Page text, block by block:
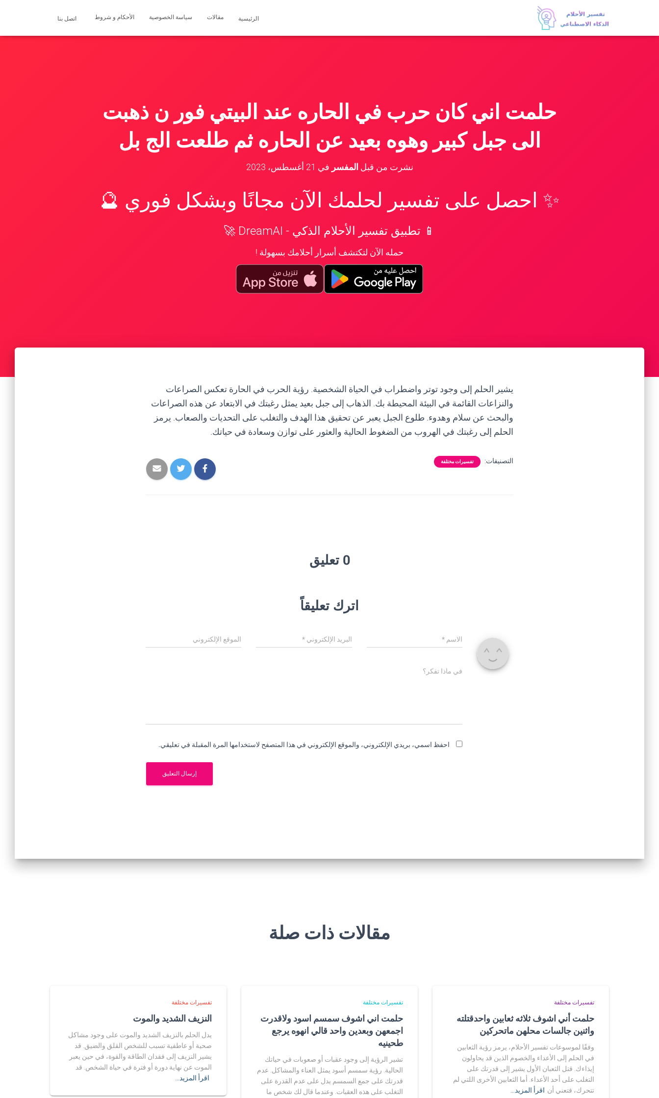
الرئيسية مقالات سياسة الخصوصية الأحكام و شروط اتصل بنا
حلمت اني كان حرب في الحاره عند البيتي فور ن ذهبت
الى جبل كبير وهوه بعيد عن الحاره ثم طلعت الج بل
نشرت من قبل المفسر في 21 أغسطس، 2023
✨ احصل على تفسير لحلمك الآن مجانًا وبشكل فوري 🔮
📱 تطبيق تفسير الأحلام الذكي - DreamAI 🚀
حمله الآن لتكتشف أسرار أحلامك بسهولة !
يشير الحلم إلى وجود توتر واضطراب في الحياة الشخصية. رؤية الحرب في الحارة تعكس الصراعات
والنزاعات القائمة في البيئة المحيطة بك. الذهاب إلى جبل بعيد يمثل رغبتك في الابتعاد عن هذه الصراعات
والبحث عن سلام وهدوء. طلوع الجبل يعبر عن تحقيق هذا الهدف والتغلب على التحديات والصعاب. يرمز
الحلم إلى رغبتك في الهروب من الضغوط الحالية والعثور على توازن وسعادة في حياتك.
التصنيفات: تفسيرات مختلفة
0 تعليق
اترك تعليقاً
الاسم * البريد الإلكتروني* الموقع الإلكتروني
في ماذا تفكر؟
احفظ اسمي، بريدي الإلكتروني، والموقع الإلكتروني في هذا المتصفح لاستخدامها المرة المقبلة في تعليقي.
مقالات ذات صلة
تفسيرات مختلفة
حلمت أني اشوف ثلاثه ثعابين واحدقتلته
واثنين جالسات محلهن ماتحركين
وفقًا لموسوعات تفسير الأحلام، يرمز رؤية الثعابين
في الحلم إلى الأعداء والخصوم الذين قد يحاولون
إيذاءك. قتل الثعبان الأول يشير إلى قدرتك على
التغلب على أحد الأعداء. أما الثعابين الأخرى اللتي لم
تتحرك، فتعني أن اقرأ المزيد…
تفسيرات مختلفة
حلمت اني اشوف سمسم اسود ولاقدرت
اجمعهن وبعدين واحد قالي انهوه يرجع
طحينيه
تشير الرؤية إلى وجود عقبات أو صعوبات في حياتك
الحالية. رؤية سمسم أسود يمثل العناء والمشاكل. عدم
قدرتك على جمع السمسم يدل على عدم القدرة على
التغلب على هذه العقبات. وعندما قال لك شخص ما
تفسيرات مختلفة
النزيف الشديد والموت
يدل الحلم بالنزيف الشديد والموت على وجود مشاكل
صحية أو عاطفية تسبب للشخص القلق والضيق. قد
يشير النزيف إلى فقدان الطاقة والقوة، في حين يعبر
الموت عن نهاية دورة أو فترة في حياة الشخص. قد
اقرأ المزيد…